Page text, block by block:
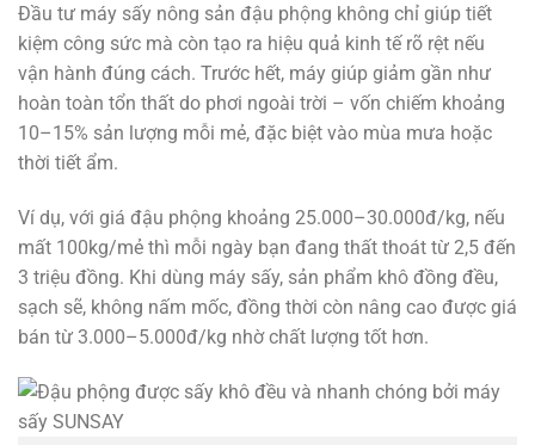
Đầu tư máy sấy nông sản đậu phộng không chỉ giúp tiết
kiệm công sức mà còn tạo ra hiệu quả kinh tế rõ rệt nếu
vận hành đúng cách. Trước hết, máy giúp giảm gần như
hoàn toàn tổn thất do phơi ngoài trời – vốn chiếm khoảng
10–15% sản lượng mỗi mẻ, đặc biệt vào mùa mưa hoặc
thời tiết ẩm.
Ví dụ, với giá đậu phộng khoảng 25.000–30.000đ/kg, nếu
mất 100kg/mẻ thì mỗi ngày bạn đang thất thoát từ 2,5 đến
3 triệu đồng. Khi dùng máy sấy, sản phẩm khô đồng đều,
sạch sẽ, không nấm mốc, đồng thời còn nâng cao được giá
bán từ 3.000–5.000đ/kg nhờ chất lượng tốt hơn.